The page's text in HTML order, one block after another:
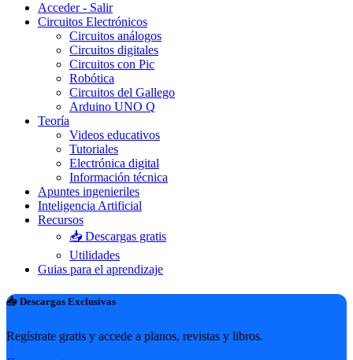
Acceder - Salir
Circuitos Electrónicos
Circuitos análogos
Circuitos digitales
Circuitos con Pic
Robótica
Circuitos del Gallego
Arduino UNO Q
Teoría
Videos educativos
Tutoriales
Electrónica digital
Información técnica
Apuntes ingenieriles
Inteligencia Artificial
Recursos
📥 Descargas gratis
Utilidades
Guias para el aprendizaje
📥 Descargas Exclusivas
Regístrate gratis y accede a planos, revistas y libros.